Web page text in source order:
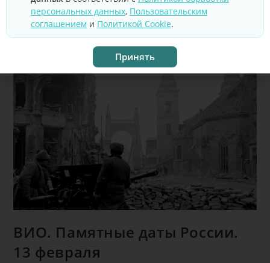
ВИО. Памятные даты России.
13 февраля
персональных данных, Пользовательским
соглашением и Политикой Cookie.
Принять